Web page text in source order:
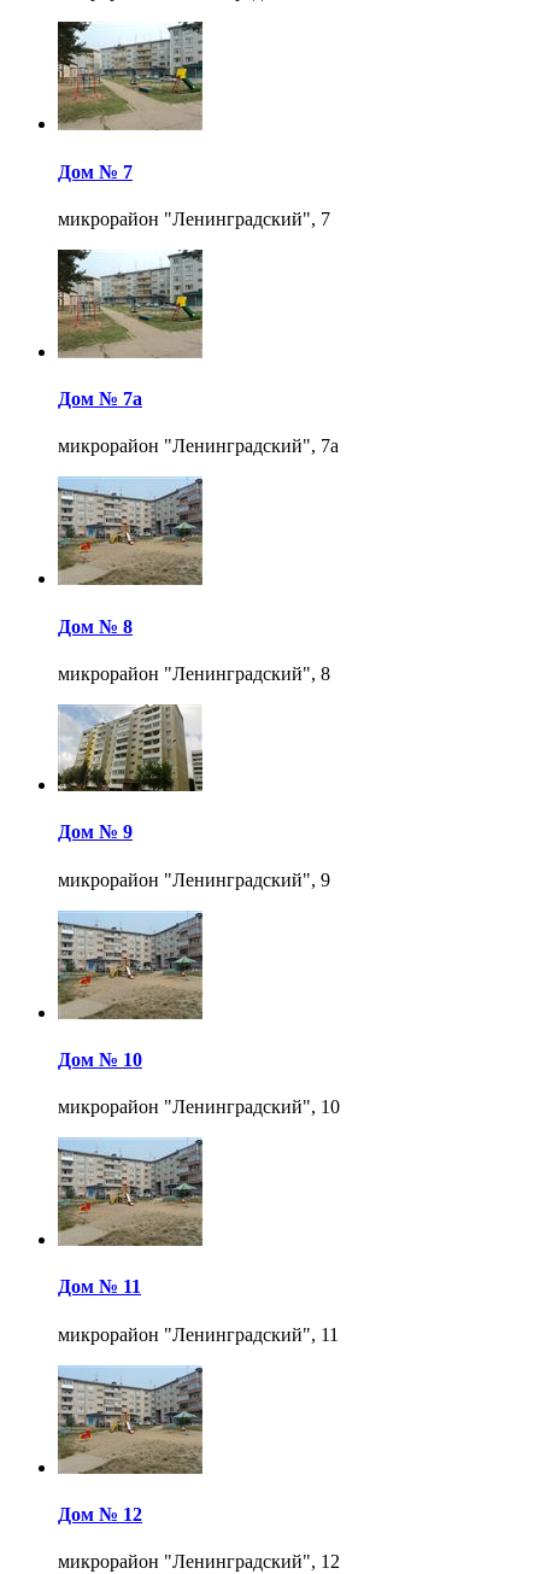
Дом № 7
микрорайон "Ленинградский", 7
Дом № 7а
микрорайон "Ленинградский", 7а
Дом № 8
микрорайон "Ленинградский", 8
Дом № 9
микрорайон "Ленинградский", 9
Дом № 10
микрорайон "Ленинградский", 10
Дом № 11
микрорайон "Ленинградский", 11
Дом № 12
микрорайон "Ленинградский", 12